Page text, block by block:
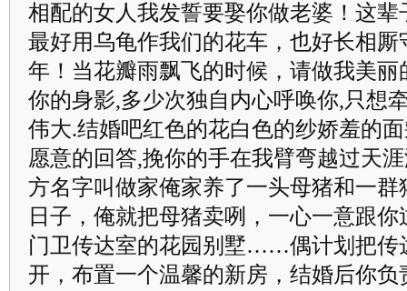
相配的女人我发誓要娶你做老婆！这
最好用乌龟作我们的花车，也好长相
年！当花瓣雨飘飞的时候，请做我美
你的身影,多少次独自内心呼唤你,只想
伟大.结婚吧红色的花白色的纱娇羞的
愿意的回答,挽你的手在我臂弯越过天
方名字叫做家俺家养了一头母猪和一
日子，俺就把母猪卖咧，一心一意跟
门卫传达室的花园别墅……偶计划把传
开，布置一个温馨的新房，结婚后你